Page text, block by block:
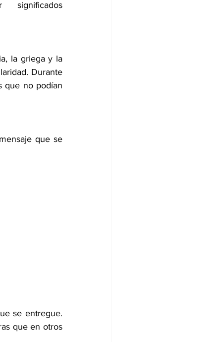
significados
la griega y la
Durante
que no podían
que se
se entregue.
que en otros